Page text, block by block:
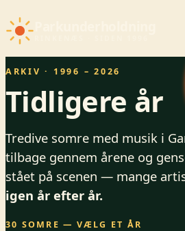
ARKIV · 1996 – 2026
Tidligere år
Tredive somre med musik i
tilbage gennem årene og
stået på scenen — mange
igen år efter år.
30 SOMRE — VÆLG ET ÅR